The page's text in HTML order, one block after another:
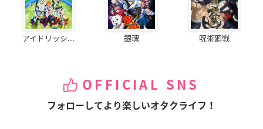
アイドリッシ... 銀魂 呪術廻戦
OFFICIAL SNS
フォローしてより楽しいオタクライフ！